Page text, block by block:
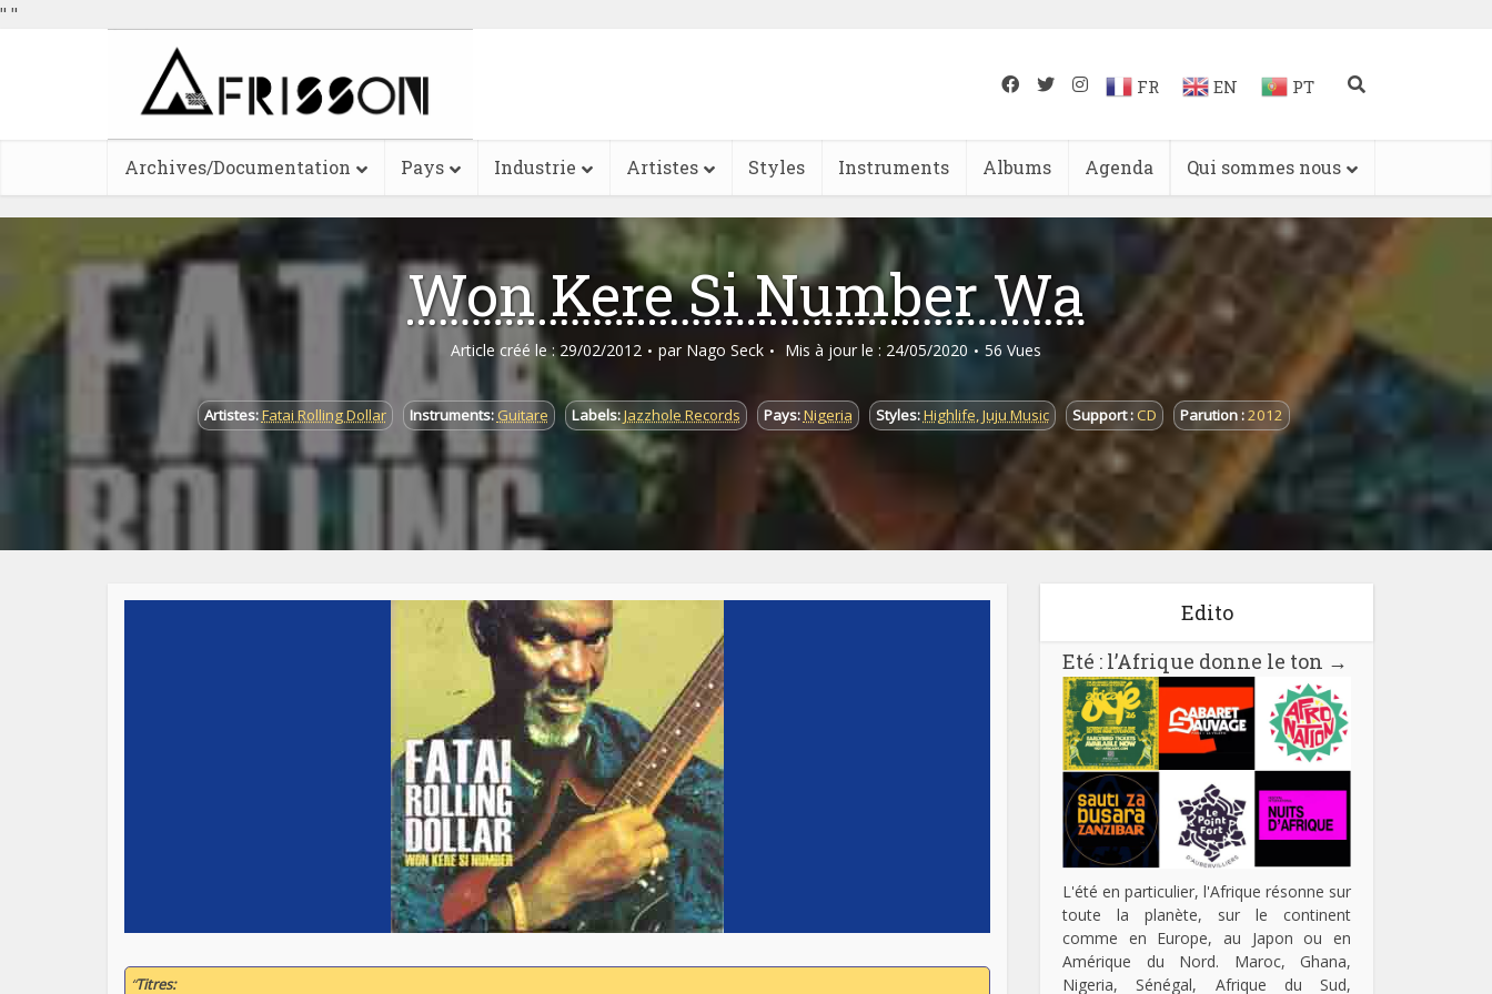
" "
FR EN PT
Archives/Documentation Pays Industrie Artistes Styles Instruments Albums Agenda Qui sommes nous
Won Kere Si Number Wa
Article créé le : 29/02/2012 par Nago Seck Mis à jour le : 24/05/2020 56 Vues
Artistes:Fatai Rolling Dollar Instruments: Guitare Labels:Jazzhole Records Pays:Nigeria Styles:Highlife,Juju Music Support :CD Parution :2012
“Titres:
Edito
Eté : l’Afrique donne le ton →
L'été en particulier, l'Afrique résonne sur
toute la planète, sur le continent
comme en Europe, au Japon ou en
Amérique du Nord. Maroc, Ghana,
Nigeria, Sénégal, Afrique du Sud,